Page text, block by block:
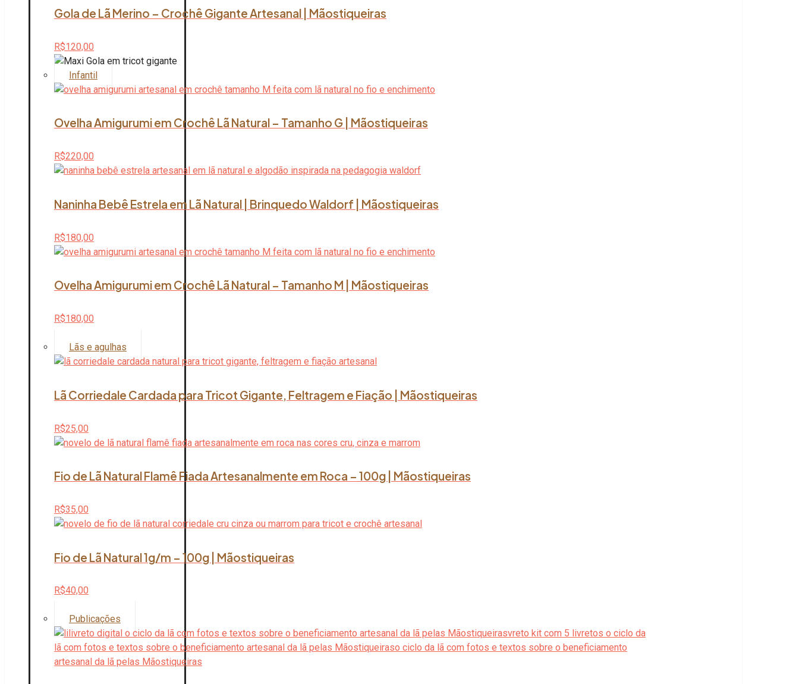
Gola de Lã Merino – Crochê Gigante Artesanal | Mãostiqueiras
R$120,00
Infantil
Ovelha Amigurumi em Crochê Lã Natural – Tamanho G | Mãostiqueiras
R$220,00
Naninha Bebê Estrela em Lã Natural | Brinquedo Waldorf | Mãostiqueiras
R$180,00
Ovelha Amigurumi em Crochê Lã Natural – Tamanho M | Mãostiqueiras
R$180,00
Lãs e agulhas
Lã Corriedale Cardada para Tricot Gigante, Feltragem e Fiação | Mãostiqueiras
R$25,00
Fio de Lã Natural Flamê Fiada Artesanalmente em Roca – 100g | Mãostiqueiras
R$35,00
Fio de Lã Natural 1g/m – 100g | Mãostiqueiras
R$40,00
Publicações